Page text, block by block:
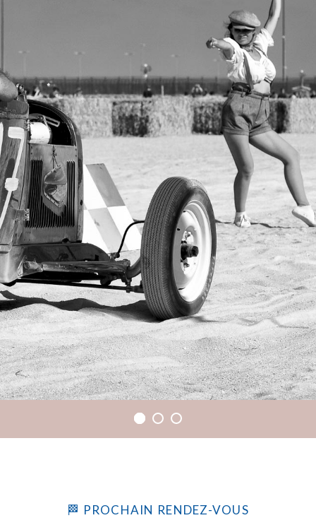
🏁 PROCHAIN RENDEZ-VOUS